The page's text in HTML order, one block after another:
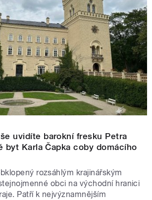
uvidíte barokní fresku Petra
byt Karla Čapka coby domácího
rozsáhlým krajinářským
obci na východní hranici
Patří k nejvýznamnějším